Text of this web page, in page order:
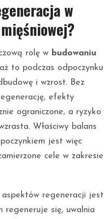
w
rolę w budowaniu
to podczas odpoczynku
i wzrost. Bez
efekty
ograniczone, a ryzyko
Właściwy balans
jest więc
cele w zakresie
aspektów regeneracji jest
regeneruje się, uwalnia